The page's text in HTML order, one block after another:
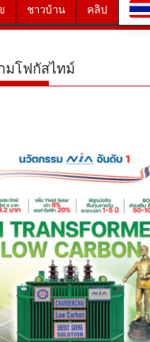
ชาวบ้าน คลิป
มโฟกัสไทม์